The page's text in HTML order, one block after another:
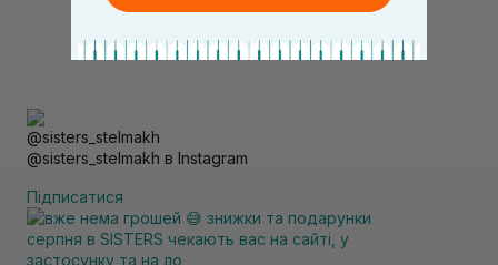
@sisters_stelmakh в Instagram
Підписатися